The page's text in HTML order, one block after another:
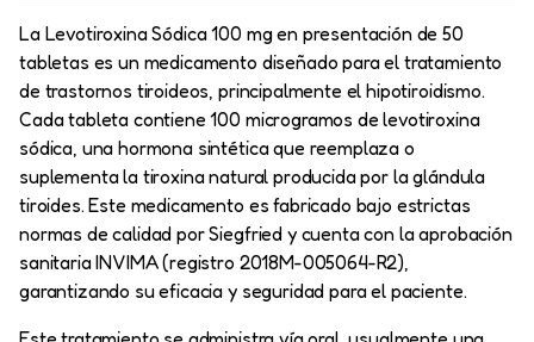
La Levotiroxina Sódica 100 mg en presentación de 50
tabletas es un medicamento diseñado para el tratamiento
de trastornos tiroideos, principalmente el hipotiroidismo.
Cada tableta contiene 100 microgramos de levotiroxina
sódica, una hormona sintética que reemplaza o
suplementa la tiroxina natural producida por la glándula
tiroides. Este medicamento es fabricado bajo estrictas
normas de calidad por Siegfried y cuenta con la aprobación
sanitaria INVIMA (registro 2018M-005064-R2),
garantizando su eficacia y seguridad para el paciente.